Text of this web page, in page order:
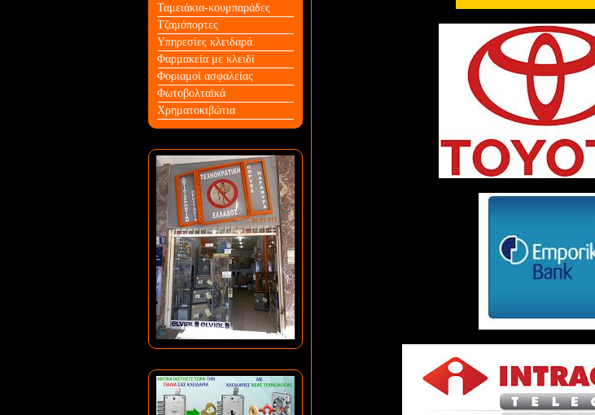
Ταμειάκια-κουμπαράδες
Τζαμόπορτες
Υπηρεσίες κλειδαρά
Φαρμακεία με κλειδί
Φοριαμοί ασφαλείας
Φωτοβολταϊκά
Χρηματοκιβώτια